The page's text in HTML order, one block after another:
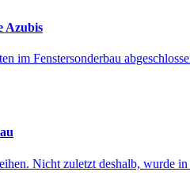
Azubis
im Fenstersonderbau
Nicht zuletzt deshalb, wurde